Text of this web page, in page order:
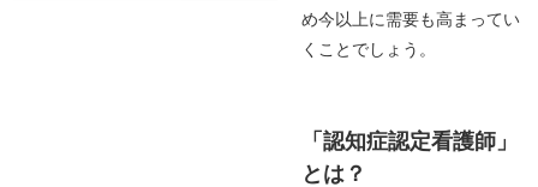
め今以上に需要も高まってい
くことでしょう。
「認知症認定看護師」
とは？